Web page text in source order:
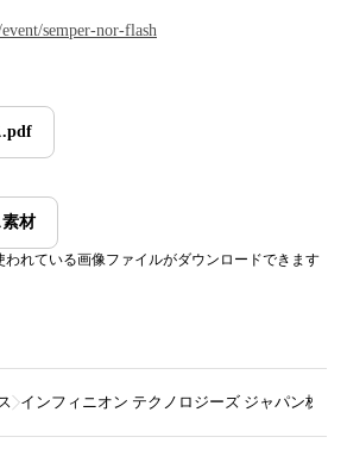
semper-nor-flash
.pdf
材
われている画像ファイルがダウンロードできます
インフィニオン テクノロジーズ ジャパン株式